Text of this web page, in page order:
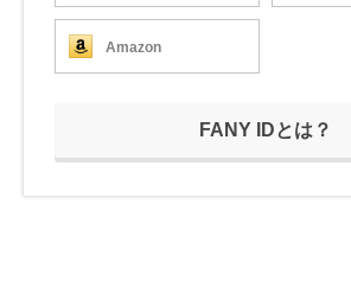
Amazon
FANY IDとは？